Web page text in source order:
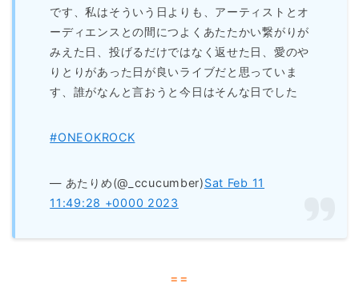
です、私はそういう日よりも、アーティストとオ
ーディエンスとの間につよくあたたかい繋がりが
みえた日、投げるだけではなく返せた日、愛のや
りとりがあった日が良いライブだと思っていま
す、誰がなんと言おうと今日はそんな日でした
#ONEOKROCK
— あたりめ(@_ccucumber)Sat Feb 11
11:49:28 +0000 2023
==